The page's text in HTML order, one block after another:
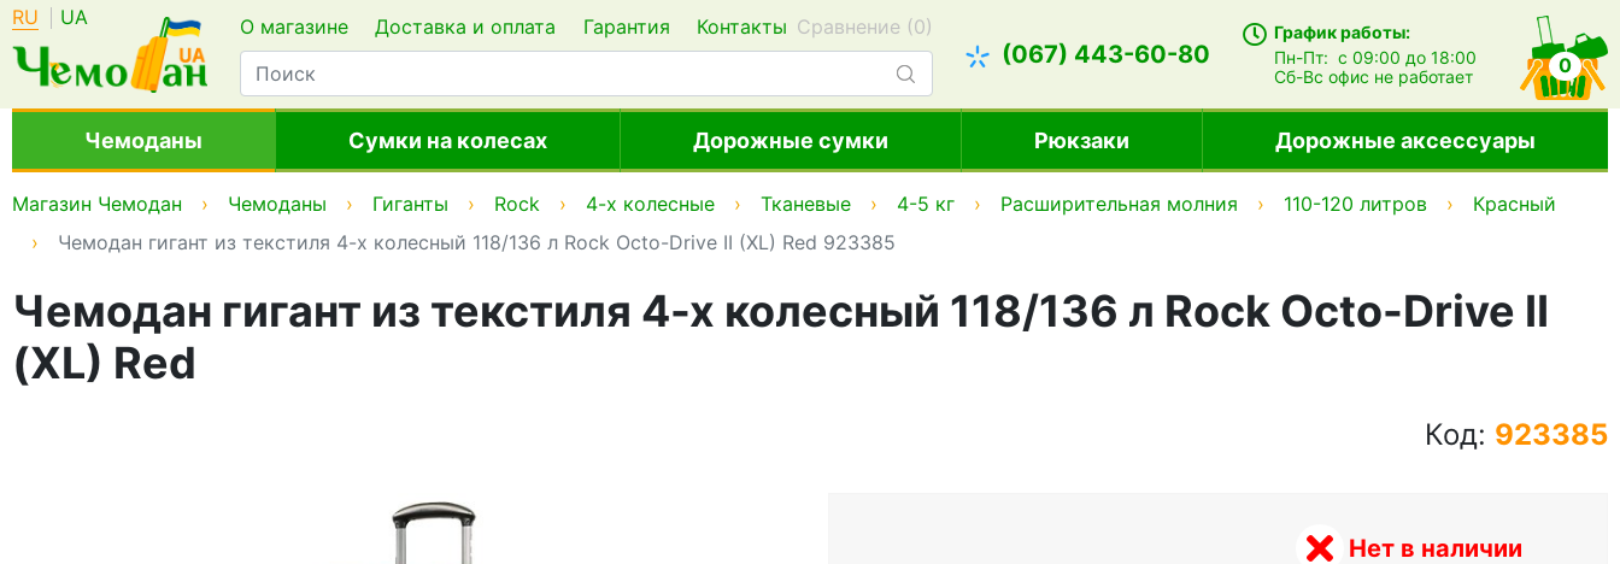
RU UA О магазине Доставка и оплата Гарантия Контакты Сравнение (0)
(067) 443-60-80
График работы:
Пн-Пт:с 09:00 до 18:00
Сб-Всофис не работает 0
Чемоданы Сумки на колесах Дорожные сумки Рюкзаки Дорожные аксессуары
Магазин Чемодан Чемоданы Гиганты Rock 4-х колесные Тканевые 4-5 кг Расширительная молния 110-120 литров
Красный
Чемодан гигант из текстиля 4-х колесный 118/136 л Rock Octo-Drive II (XL) Red 923385
Чемодан гигант из текстиля 4-х колесный 118/136 л Rock Octo-Drive II
(XL) Red
Код: 923385
Нет в наличии